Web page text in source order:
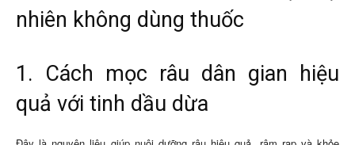
nhiên không dùng thuốc
1. Cách mọc râu dân gian hiệu
quả với tinh dầu dừa